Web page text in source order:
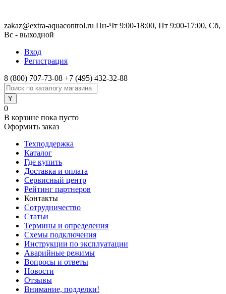
zakaz@extra-aquacontrol.ru Пн-Чт 9:00-18:00, Пт 9:00-17:00, Сб,
Вс - выходной
Вход
Регистрация
8 (800) 707-73-08 +7 (495) 432-32-88
0
В корзине пока пусто
Оформить заказ
Техподдержка
Каталог
Где купить
Доставка и оплата
Сервисный центр
Рейтинг партнеров
Контакты
Сотрудничество
Статьи
Термины и определения
Схемы подключения
Инструкции по эксплуатации
Аварийные режимы
Вопросы и ответы
Новости
Отзывы
Внимание, подделки!